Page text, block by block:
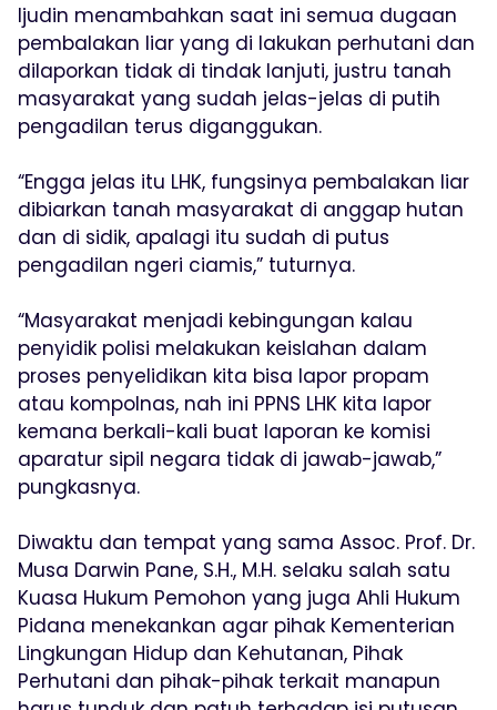
Ijudin menambahkan saat ini semua dugaan
pembalakan liar yang di lakukan perhutani dan
dilaporkan tidak di tindak lanjuti, justru tanah
masyarakat yang sudah jelas-jelas di putih
pengadilan terus diganggukan.
“Engga jelas itu LHK, fungsinya pembalakan liar
dibiarkan tanah masyarakat di anggap hutan
dan di sidik, apalagi itu sudah di putus
pengadilan ngeri ciamis,” tuturnya.
“Masyarakat menjadi kebingungan kalau
penyidik polisi melakukan keislahan dalam
proses penyelidikan kita bisa lapor propam
atau kompolnas, nah ini PPNS LHK kita lapor
kemana berkali-kali buat laporan ke komisi
aparatur sipil negara tidak di jawab-jawab,”
pungkasnya.
Diwaktu dan tempat yang sama Assoc. Prof. Dr.
Musa Darwin Pane, S.H., M.H. selaku salah satu
Kuasa Hukum Pemohon yang juga Ahli Hukum
Pidana menekankan agar pihak Kementerian
Lingkungan Hidup dan Kehutanan, Pihak
Perhutani dan pihak-pihak terkait manapun